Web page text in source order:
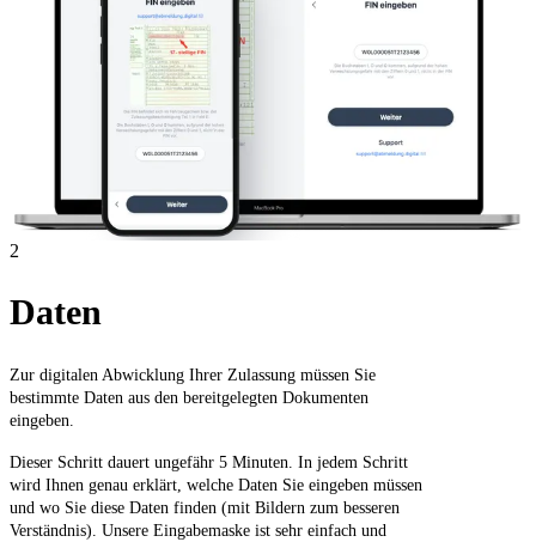
2
Daten
Zur digitalen Abwicklung Ihrer Zulassung müssen Sie
bestimmte Daten aus den bereitgelegten Dokumenten
eingeben.
Dieser Schritt dauert ungefähr 5 Minuten. In jedem Schritt
wird Ihnen genau erklärt, welche Daten Sie eingeben müssen
und wo Sie diese Daten finden (mit Bildern zum besseren
Verständnis). Unsere Eingabemaske ist sehr einfach und